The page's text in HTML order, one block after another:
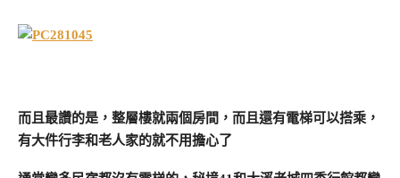
而且最讚的是，整層樓就兩個房間，而且還有電梯可以搭乘，
有大件行李和老人家的就不用擔心了